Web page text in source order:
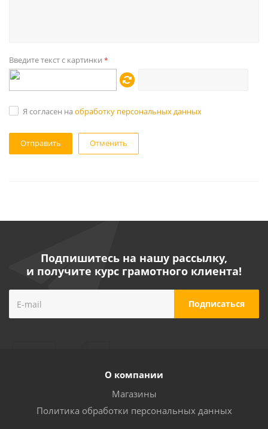
Введите текст с картинки *
Я согласен на обработку персональных данных
Отменить
Подпишитесь на нашу рассылку,
и получите курс грамотного клиента!
О компании
Магазины
Политика обработки персональных данных